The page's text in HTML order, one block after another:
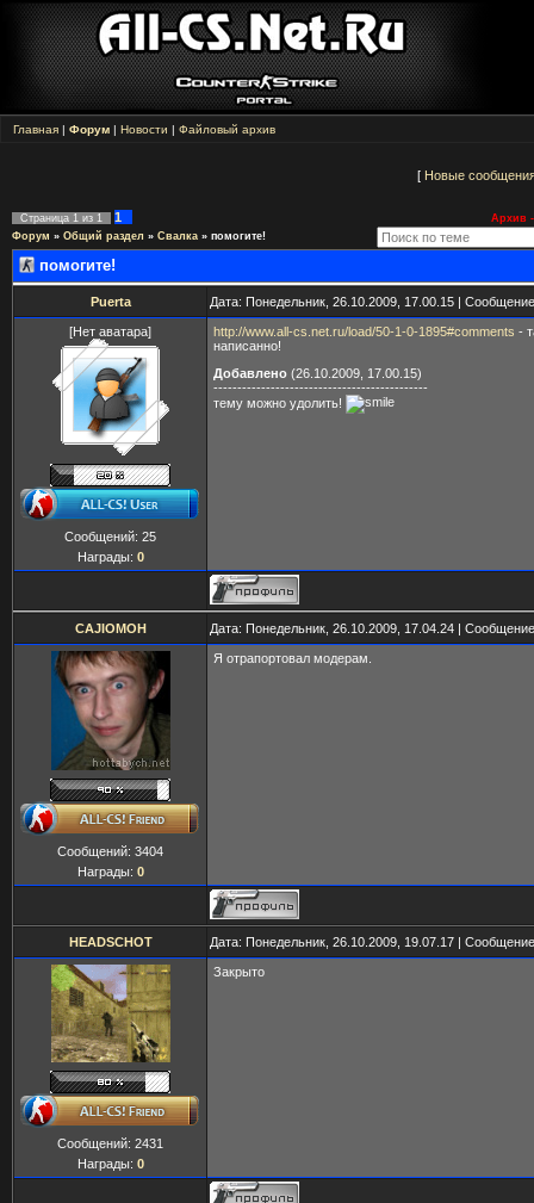
Главная | Форум | Новости | Файловый архив
[ Новые
Страница 1 из 1 1
Архив -
Форум » Общий раздел » Свалка » помогите!
помогите!
Puerta Дата: Понедельник, 26.10.2009, 17.00.15 |
[Нет аватара]
Сообщений: 25
Награды: 0
http://www.all-cs.net.ru/load/50-1-0-1895#comments -
написанно!
Добавлено (26.10.2009, 17.00.15)
---------------------------------------------
тему можно удолить!
CAJIOMOH Дата: Понедельник, 26.10.2009, 17.04.24 |
Сообщений: 3404
Награды: 0
Я отрапортовал модерам.
HEADSCHOT Дата: Понедельник, 26.10.2009, 19.07.17 |
Сообщений: 2431
Награды: 0
Закрыто